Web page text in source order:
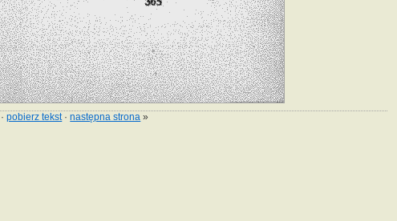
·pobierz tekst·następna strona »